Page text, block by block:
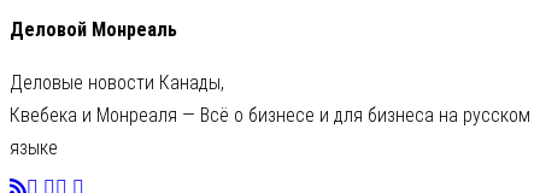
Деловой Монреаль
Деловые новости Канады,
Квебека и Монреаля — Всё о бизнесе и для бизнеса на русском
языке